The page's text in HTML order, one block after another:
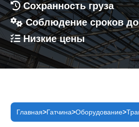
Сохранность груза
Соблюдение сроков
Низкие цены
Главная Гатчина Оборудование